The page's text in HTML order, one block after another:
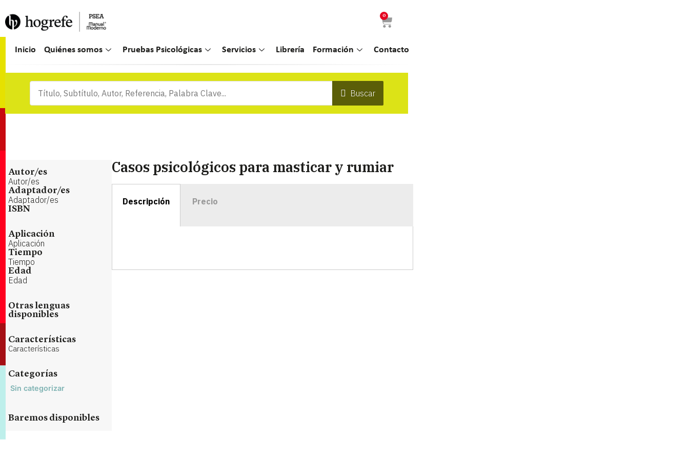
0
Inicio Quiénes somos Pruebas Psicológicas Servicios Librería Formación Contacto
Buscar
Autor/es
Autor/es
Adaptador/es
Adaptador/es
ISBN
Aplicación
Aplicación
Tiempo
Tiempo
Edad
Edad
Otras lenguas
disponibles
Características
Características
Categorías
Sin categorizar
Baremos disponibles
Casos psicológicos para masticar y rumiar
Descripción Precio